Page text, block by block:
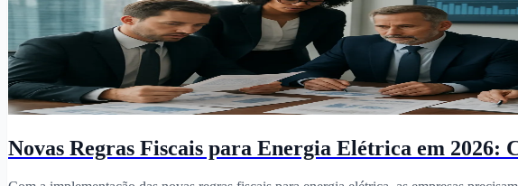
Novas Regras Fiscais para Energia Elétrica em 2026: